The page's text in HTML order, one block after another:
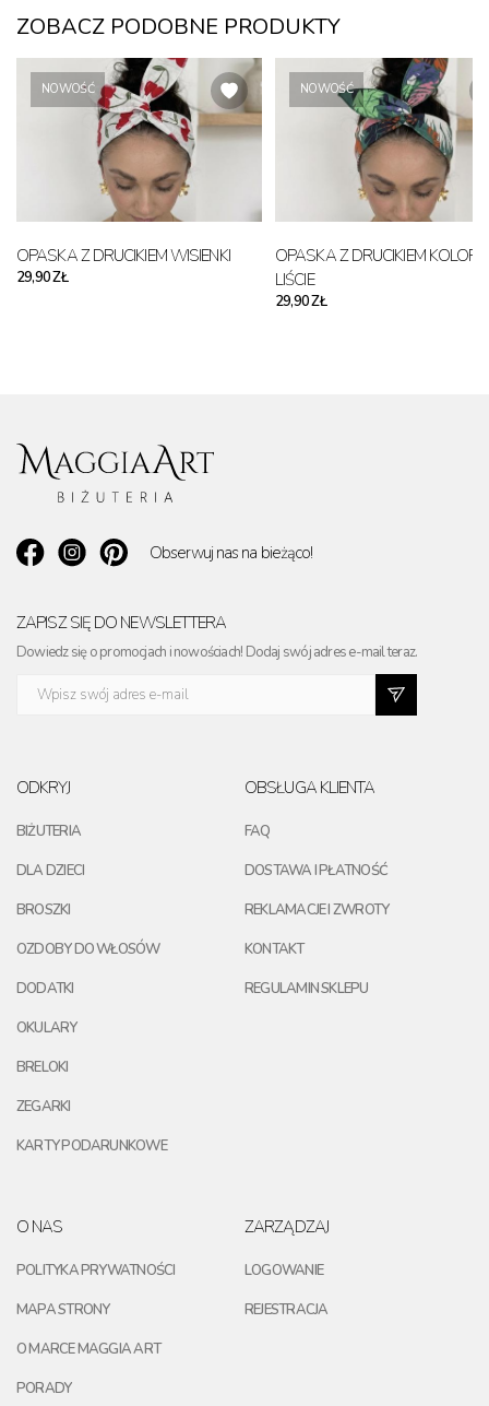
ZOBACZ PODOBNE PRODUKTY
NOWOŚĆ
OPASKA Z DRUCIKIEM WISIENKI
29,90 ZŁ
NOWOŚĆ
OPASKA Z DRUCIKIEM
LIŚCIE
29,90 ZŁ
Obserwuj nas na bieżąco!
ZAPISZ SIĘ DO NEWSLETTERA
Dowiedz się o promocjach i nowościach! Dodaj swój adres e-mail teraz.
ODKRYJ
BIŻUTERIA
DLA DZIECI
BROSZKI
OZDOBY DO WŁOSÓW
DODATKI
OKULARY
BRELOKI
ZEGARKI
KARTY PODARUNKOWE
OBSŁUGA KLIENTA
FAQ
DOSTAWA I PŁATNOŚĆ
REKLAMACJE I ZWROTY
KONTAKT
REGULAMIN SKLEPU
O NAS
POLITYKA PRYWATNOŚCI
MAPA STRONY
O MARCE MAGGIA ART
PORADY
ZARZĄDZAJ
LOGOWANIE
REJESTRACJA